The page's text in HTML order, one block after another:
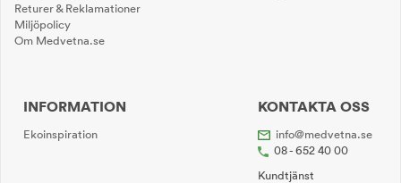
Returer & Reklamationer
Miljöpolicy
Om Medvetna.se
INFORMATION
Ekoinspiration
KONTAKTA OSS
info@medvetna.se
08 - 652 40 00
Kundtjänst